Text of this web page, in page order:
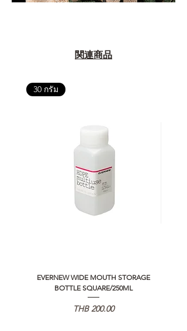
関連商品
30 กรัม
EVERNEW WIDE MOUTH STORAGE
BOTTLE SQUARE/250ML
価格
THB 200.00